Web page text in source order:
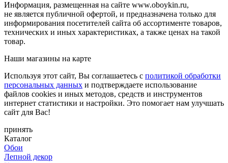
Информация, размещенная на сайте www.oboykin.ru,
не является публичной офертой, и предназначена только для
информирования посетителей сайта об ассортименте товаров,
технических и иных характеристиках, а также ценах на такой
товар.
Наши магазины на карте
Используя этот сайт, Вы соглашаетесь с политикой обработки
персональных данных и подтверждаете использование
файлов cookies и иных методов, средств и инструментов
интернет статистики и настройки. Это помогает нам улучшать
сайт для Вас!
принять
Каталог
Обои
Лепной декор